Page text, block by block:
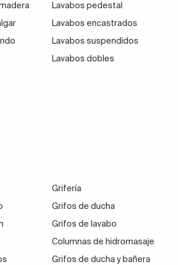
Lavabos pedestal
Lavabos encastrados
Lavabos suspendidos
Lavabos dobles
Grifería
Grifos de ducha
Grifos de lavabo
Columnas de hidromasaje
Grifos de ducha y bañera